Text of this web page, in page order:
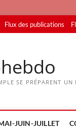
Flux des publications
SE PRÉPARENT
JUIN-JUILLET